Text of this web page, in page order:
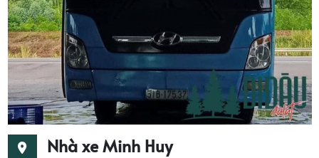
Nhà xe Minh Huy